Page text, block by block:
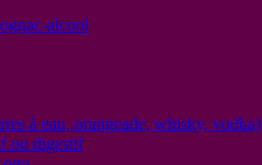
alcool
à eau, orangeade, whisky, vodka)
ou digestif